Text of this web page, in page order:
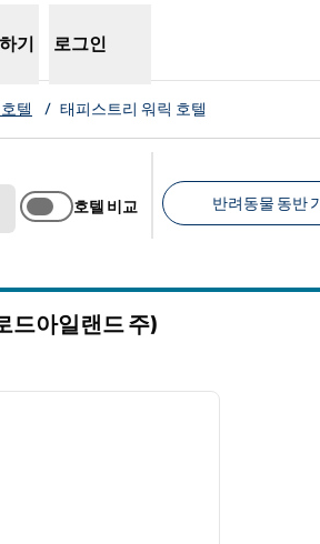
기 로그인
텔 / 태피스트리 워릭 호텔
호텔 비교 반려동물 동반
드아일랜드 주)
다음 이미지